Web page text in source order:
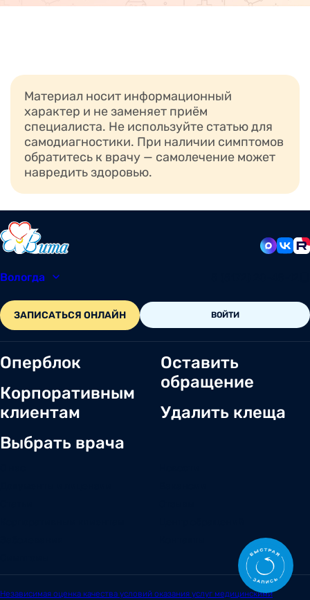
Материал носит информационный
характер и не заменяет приём
специалиста. Не используйте статью для
самодиагностики. При наличии симптомов
обратитесь к врачу — самолечение может
навредить здоровью.
Вологда
ЗАПИСАТЬСЯ ОНЛАЙН ВОЙТИ
Оперблок
Корпоративным
клиентам
Выбрать врача
Оставить
обращение
Удалить клеща
Независимая оценка качества условий оказания услуг медицинскими